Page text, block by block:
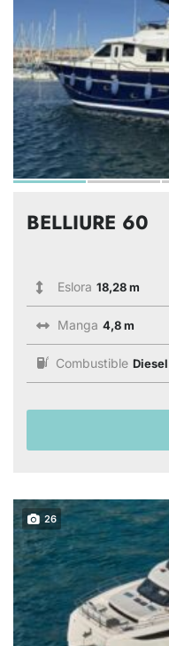
BELLIURE 60
Eslora 18,28 m
Manga 4,8 m
Combustible Diesel
26